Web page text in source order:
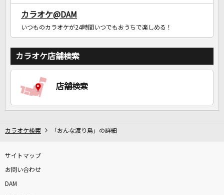
カラオケ@DAM
いつものカラオケが24時間いつでもおうちで楽しめる！
カラオケ店舗検索
店舗検索
カラオケ検索 「おんな渡り鳥」の詳細
サイトマップ
お問い合わせ
DAM